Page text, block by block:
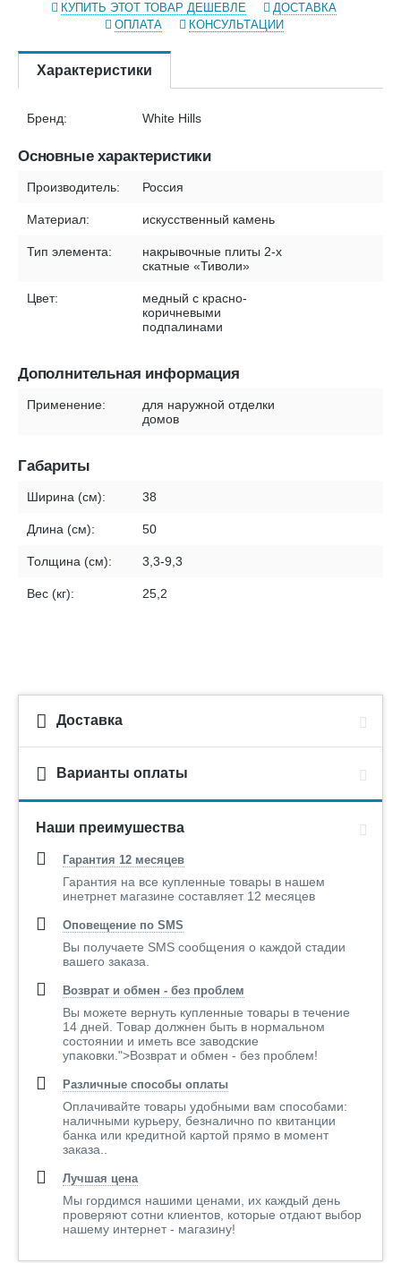
КУПИТЬ ЭТОТ ТОВАР ДЕШЕВЛЕ
ДОСТАВКА
ОПЛАТА
КОНСУЛЬТАЦИИ
Характеристики
Бренд: White Hills
Основные характеристики
Производитель: Россия
Материал: искусственный камень
Тип элемента:
накрывочные плиты 2-х
скатные «Тиволи»
Цвет:
медный с красно-
коричневыми
подпалинами
Дополнительная информация
Применение:
для наружной отделки
домов
Габариты
Ширина (см): 38
Длина (см): 50
Толщина (см): 3,3-9,3
Вес (кг): 25,2
Доставка
Варианты оплаты
Наши преимушества
Гарантия 12 месяцев
Гарантия на все купленные товары в нашем
инетрнет магазине составляет 12 месяцев
Оповещение по SMS
Вы получаете SMS сообщения о каждой стадии
вашего заказа.
Возврат и обмен - без проблем
Вы можете вернуть купленные товары в течение
14 дней. Товар должнен быть в нормальном
состоянии и иметь все заводские
упаковки.">Возврат и обмен - без проблем!
Различные способы оплаты
Оплачивайте товары удобными вам способами:
наличными курьеру, безналично по квитанции
банка или кредитной картой прямо в момент
заказа..
Лучшая цена
Мы гордимся нашими ценами, их каждый день
проверяют сотни клиентов, которые отдают выбор
нашему интернет - магазину!